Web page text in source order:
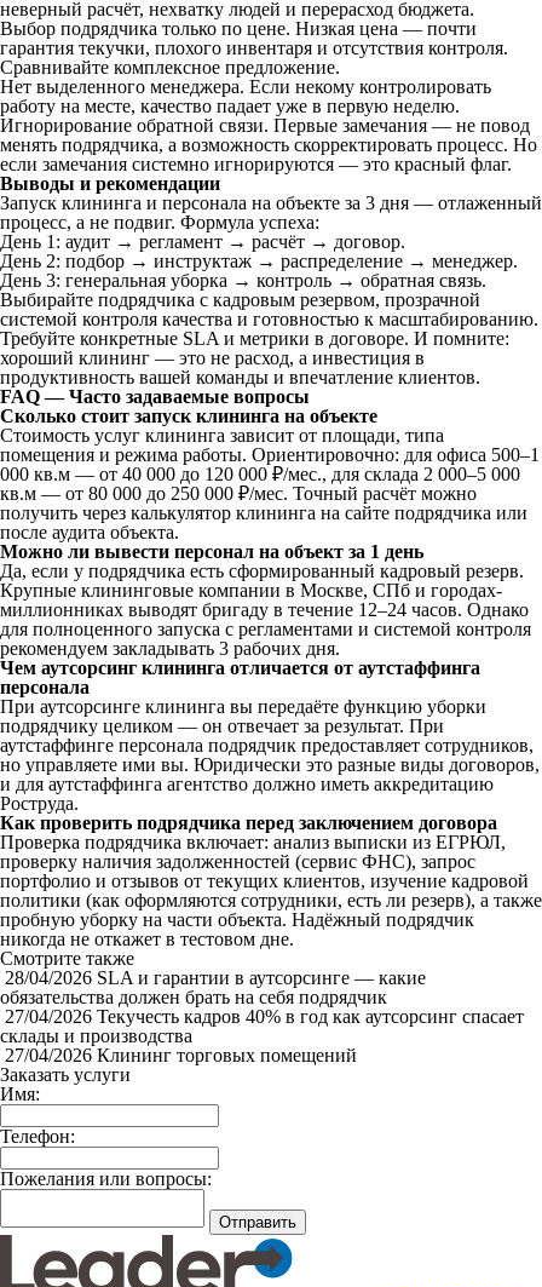
неверный расчёт, нехватку людей и перерасход бюджета.
Выбор подрядчика только по цене. Низкая цена — почти
гарантия текучки, плохого инвентаря и отсутствия контроля.
Сравнивайте комплексное предложение.
Нет выделенного менеджера. Если некому контролировать
работу на месте, качество падает уже в первую неделю.
Игнорирование обратной связи. Первые замечания — не повод
менять подрядчика, а возможность скорректировать процесс. Но
если замечания системно игнорируются — это красный флаг.
Выводы и рекомендации
Запуск клининга и персонала на объекте за 3 дня — отлаженный
процесс, а не подвиг. Формула успеха:
День 1: аудит → регламент → расчёт → договор.
День 2: подбор → инструктаж → распределение → менеджер.
День 3: генеральная уборка → контроль → обратная связь.
Выбирайте подрядчика с кадровым резервом, прозрачной
системой контроля качества и готовностью к масштабированию.
Требуйте конкретные SLA и метрики в договоре. И помните:
хороший клининг — это не расход, а инвестиция в
продуктивность вашей команды и впечатление клиентов.
FAQ — Часто задаваемые вопросы
Сколько стоит запуск клининга на объекте
Стоимость услуг клининга зависит от площади, типа
помещения и режима работы. Ориентировочно: для офиса 500–1
000 кв.м — от 40 000 до 120 000 ₽/мес., для склада 2 000–5 000
кв.м — от 80 000 до 250 000 ₽/мес. Точный расчёт можно
получить через калькулятор клининга на сайте подрядчика или
после аудита объекта.
Можно ли вывести персонал на объект за 1 день
Да, если у подрядчика есть сформированный кадровый резерв.
Крупные клининговые компании в Москве, СПб и городах-
миллионниках выводят бригаду в течение 12–24 часов. Однако
для полноценного запуска с регламентами и системой контроля
рекомендуем закладывать 3 рабочих дня.
Чем аутсорсинг клининга отличается от аутстаффинга
персонала
При аутсорсинге клининга вы передаёте функцию уборки
подрядчику целиком — он отвечает за результат. При
аутстаффинге персонала подрядчик предоставляет сотрудников,
но управляете ими вы. Юридически это разные виды договоров,
и для аутстаффинга агентство должно иметь аккредитацию
Роструда.
Как проверить подрядчика перед заключением договора
Проверка подрядчика включает: анализ выписки из ЕГРЮЛ,
проверку наличия задолженностей (сервис ФНС), запрос
портфолио и отзывов от текущих клиентов, изучение кадровой
политики (как оформляются сотрудники, есть ли резерв), а также
пробную уборку на части объекта. Надёжный подрядчик
никогда не откажет в тестовом дне.
Смотрите также
28/04/2026 SLA и гарантии в аутсорсинге — какие
обязательства должен брать на себя подрядчик
27/04/2026 Текучесть кадров 40% в год как аутсорсинг спасает
склады и производства
27/04/2026 Клининг торговых помещений
Заказать услуги
Имя:
Телефон:
Пожелания или вопросы:
Отправить